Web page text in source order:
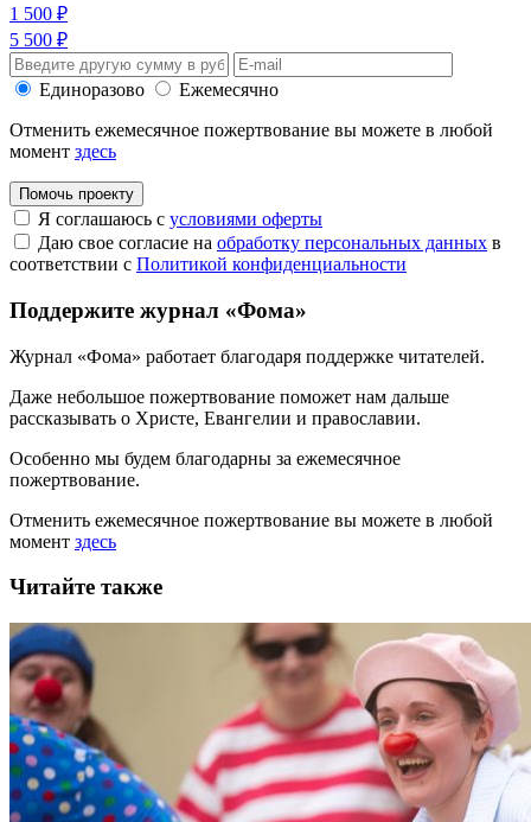
1 500 ₽
5 500 ₽
Единоразово
Ежемесячно
Отменить ежемесячное пожертвование вы можете в любой
момент здесь
Помочь проекту
Я соглашаюсь с условиями оферты
Даю свое согласие на обработку персональных данных в
соответствии с Политикой конфиденциальности
Поддержите журнал «Фома»
Журнал «Фома» работает благодаря поддержке читателей.
Даже небольшое пожертвование поможет нам дальше
рассказывать о Христе, Евангелии и православии.
Особенно мы будем благодарны за ежемесячное
пожертвование.
Отменить ежемесячное пожертвование вы можете в любой
момент здесь
Читайте также